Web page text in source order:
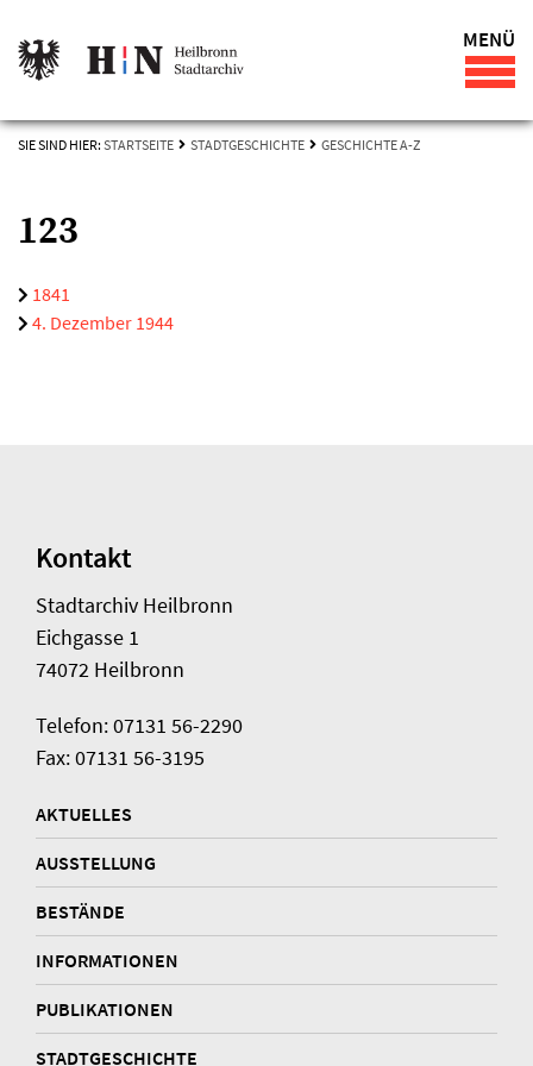
MENÜ
SIE SIND HIER: STARTSEITE STADTGESCHICHTE GESCHICHTE A-Z
123
1841
4. Dezember 1944
Kontakt
Stadtarchiv Heilbronn
Eichgasse 1
74072 Heilbronn
Telefon: 07131 56-2290
Fax: 07131 56-3195
AKTUELLES
AUSSTELLUNG
BESTÄNDE
INFORMATIONEN
PUBLIKATIONEN
STADTGESCHICHTE